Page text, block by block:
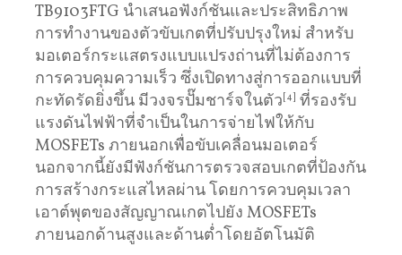
TB9103FTG นําเสนอฟังก์ชันและประสิทธิภาพ
การทำงานของตัวขับเกตที่ปรับปรุงใหม่ สําหรับ
มอเตอร์กระแสตรงแบบแปรงถ่านที่ไม่ต้องการ
การควบคุมความเร็ว ซึ่งเปิดทางสู่การออกแบบที่
กะทัดรัดยิ่งขึ้น มีวงจรปั๊มชาร์จในตัว [4] ที่รองรับ
แรงดันไฟฟ้าที่จําเป็นในการจ่ายไฟให้กับ
MOSFETs ภายนอกเพื่อขับเคลื่อนมอเตอร์
นอกจากนี้ยังมีฟังก์ชันการตรวจสอบเกตที่ป้องกัน
การสร้างกระแสไหลผ่าน โดยการควบคุมเวลา
เอาต์พุตของสัญญาณเกตไปยัง MOSFETs
ภายนอกด้านสูงและด้านต่ำโดยอัตโนมัติ